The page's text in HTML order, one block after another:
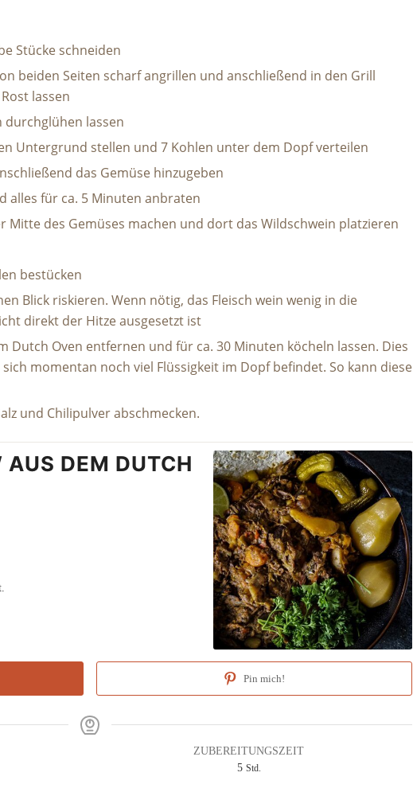
Stücke schneiden
beiden Seiten scharf angrillen und anschließend in den Grill
lassen
durchglühen lassen
Untergrund stellen und 7 Kohlen unter dem Dopf verteilen
das Gemüse hinzugeben
alles für ca. 5 Minuten anbraten
Mitte des Gemüses machen und dort das Wildschwein platzieren
bestücken
Blick riskieren. Wenn nötig, das Fleisch wein wenig in die
direkt der Hitze ausgesetzt ist
Dutch Oven entfernen und für ca. 30 Minuten köcheln lassen. Dies
momentan noch viel Flüssigkeit im Dopf befindet. So kann diese
und Chilipulver abschmecken.
DEM DUTCH
Pin mich!
ZUBEREITUNGSZEIT
5Stunden
Std.